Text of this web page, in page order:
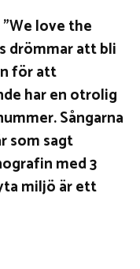
love the
drömmar att bli
för att
har en otrolig
Sångarna
som sagt
med 3
miljö är ett